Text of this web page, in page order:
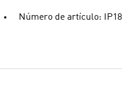
Número de artículo: